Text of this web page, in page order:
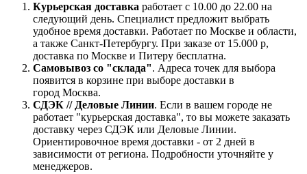
Курьерская доставка работает с 10.00 до 22.00 на
следующий день. Специалист предложит выбрать
удобное время доставки. Работает по Москве и области,
а также Санкт-Петербургу. При заказе от 15.000 р,
доставка по Москве и Питеру бесплатна.
Самовывоз со "склада". Адреса точек для выбора
появится в корзине при выборе доставки в
город Москва.
СДЭК // Деловые Линии. Если в вашем городе не
работает "курьерская доставка", то вы можете заказать
доставку через СДЭК или Деловые Линии.
Ориентировочное время доставки - от 2 дней в
зависимости от региона. Подробности уточняйте у
менеджеров.